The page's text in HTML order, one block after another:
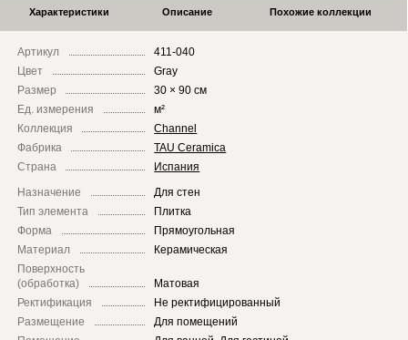
Характеристики Описание Похожие коллекции
Артикул
411-040
Цвет
Gray
Размер
30 × 90 см
Ед. измерения
м²
Коллекция
Channel
Фабрика
TAU Ceramica
Страна
Испания
Назначение
Для стен
Тип элемента
Плитка
Форма
Прямоугольная
Материал
Керамическая
Поверхность
(обработка)
Матовая
Ректификация
Не ректифицированный
Размещение
Для помещений